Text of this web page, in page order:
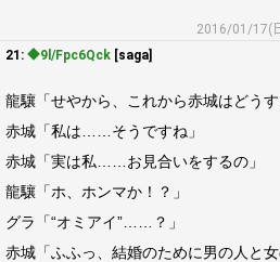
2016/01/17(
21: ◆9l/Fpc6Qck [saga]
龍驤「せやから、これから赤城はどうす
赤城「私は……そうですね」
赤城「実は私……お見合いをするの」
龍驤「ホ、ホンマか！？」
グラ「“オミアイ”……？」
赤城「ふふっ、結婚のために男の人と